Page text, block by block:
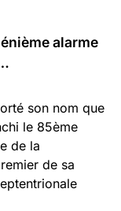
alarme
son nom que
le 85ème
de la
de sa